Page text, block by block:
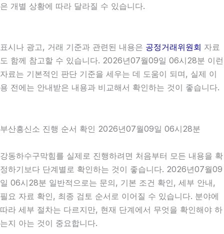
은 개별 상황에 따라 달라질 수 있습니다.
표시나 광고, 거래 기준과 관련된 내용은 공정거래위원회 자료
도 함께 참고할 수 있습니다. 2026년07월09일 06시28분 이런
자료는 기본적인 판단 기준을 세우는 데 도움이 되며, 실제 이
용 전에는 안내받은 내용과 비교해서 확인하는 것이 좋습니다.
부산흥신소 진행 순서 확인 2026년07월09일 06시28분
강동하수구막힘를 실제로 진행하려면 처음부터 모든 내용을 확
정하기보다 단계별로 확인하는 것이 좋습니다. 2026년07월09
일 06시28분 일반적으로는 문의, 기본 조건 확인, 세부 안내,
필요 자료 확인, 최종 검토 순서로 이어질 수 있습니다. 분야에
따라 세부 절차는 다르지만, 현재 단계에서 무엇을 확인해야 하
는지 아는 것이 중요합니다.